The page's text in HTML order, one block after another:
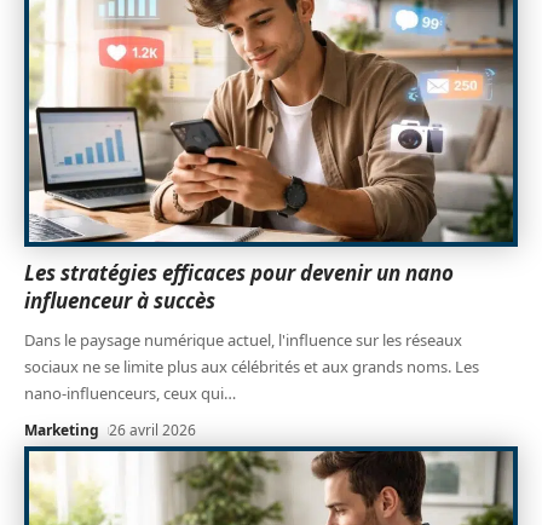
Les stratégies efficaces pour devenir un nano
influenceur à succès
Dans le paysage numérique actuel, l'influence sur les réseaux
sociaux ne se limite plus aux célébrités et aux grands noms. Les
nano-influenceurs, ceux qui…
Marketing 26 avril 2026